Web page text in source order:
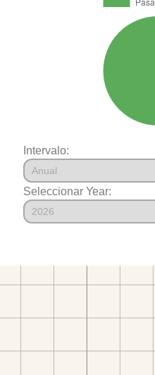
Intervalo:
Seleccionar Year: